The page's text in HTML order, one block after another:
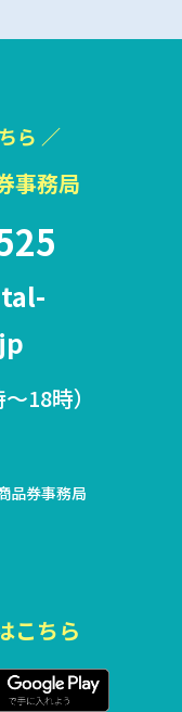
ら ／
事務局
18時）
品券事務局
こちら